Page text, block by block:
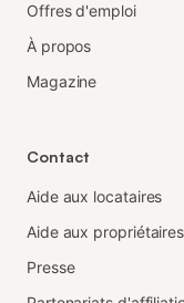
Offres d'emploi
À propos
Magazine
Contact
Aide aux locataires
Aide aux propriétaires
Presse